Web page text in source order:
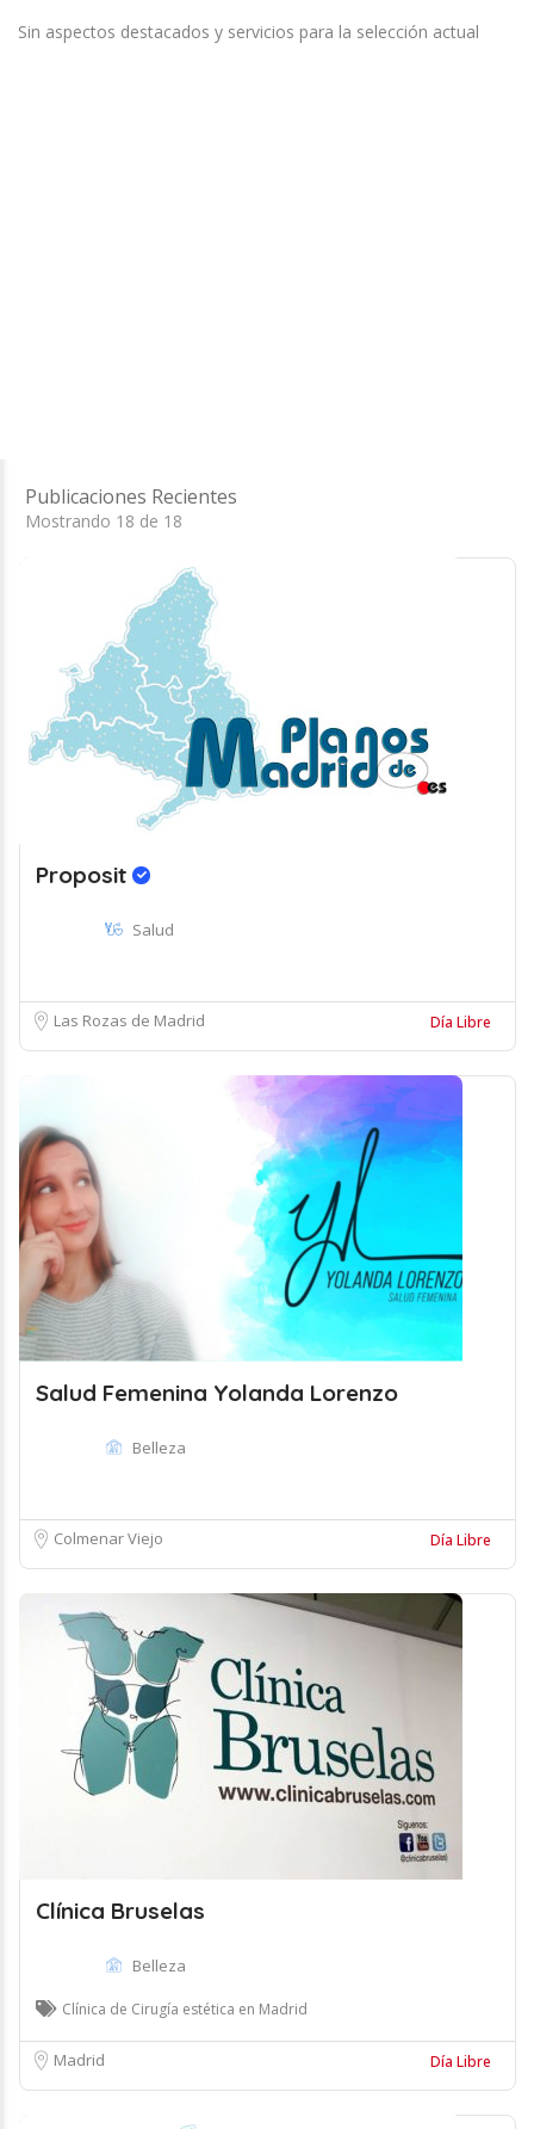
Sin aspectos destacados y servicios para la selección actual
Publicaciones Recientes
Mostrando 18 de 18
Proposit
Salud
Las Rozas de Madrid Día Libre
Salud Femenina Yolanda Lorenzo
Belleza
Colmenar Viejo Día Libre
Clínica Bruselas
Belleza
Clínica de Cirugía estética en Madrid
Madrid Día Libre